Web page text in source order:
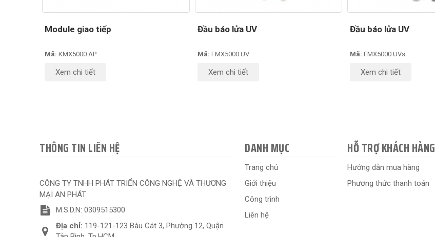
Module giao tiếp
Mã: KMX5000 AP
Xem chi tiết
Đầu báo lửa UV
Mã: FMX5000 UV
Xem chi tiết
Đầu báo lửa UV
Mã: FMX5000 UVs
Xem chi tiết
THÔNG TIN LIÊN HỆ
CÔNG TY TNHH PHÁT TRIỂN CÔNG NGHỆ VÀ THƯƠNG
MẠI AN PHÁT
M.S.D.N: 0309515300
Địa chỉ: 119-121-123 Bàu Cát 3, Phường 12, Quận
DANH MỤC
Trang chủ
Giới thiệu
Công trình
Liên hệ
HỖ TRỢ KHÁCH HÀNG
Hướng dẫn mua hàng
Phương thức thanh toán